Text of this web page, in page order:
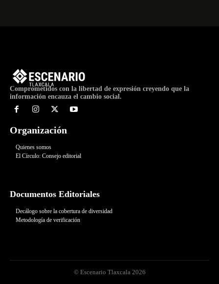
Comprometidos con la libertad de expresión creyendo que la
información encauza el cambio social.
Organización
Quienes somos
El Círculo: Consejo editorial
Documentos Editoriales
Decálogo sobre la cobertura de diversidad
Metodología de verificación
© Escenario Tlaxcala 2026